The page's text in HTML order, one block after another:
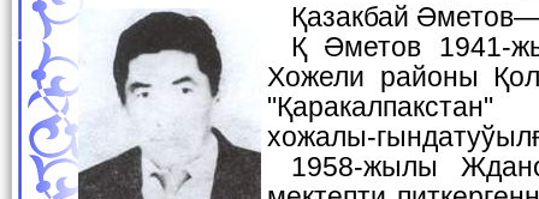
Қазакбай
Қ Әметов 1941-жылы 23-сентябрьде
Хожели районы
хожалы-
1958-жылы Жданов атындағы орта